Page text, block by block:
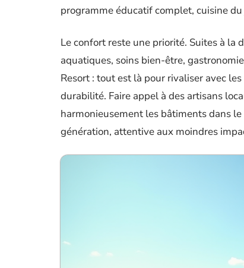
programme éducatif complet, cuisine
Le confort reste une priorité. Suites à la
aquatiques, soins bien-être,
Resort : tout est là pour rivaliser avec
durabilité. Faire appel à des artisans
harmonieusement les bâtiments dans
génération, attentive aux moindres